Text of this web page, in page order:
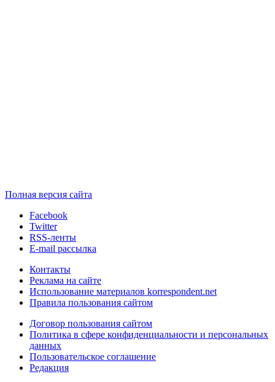
Полная версия сайта
Facebook
Twitter
RSS-ленты
E-mail рассылка
Контакты
Реклама на сайте
Использование материалов korrespondent.net
Правила пользования сайтом
Договор пользования сайтом
Политика в сфере конфиденциальности и персональных
данных
Пользовательское соглашение
Редакция